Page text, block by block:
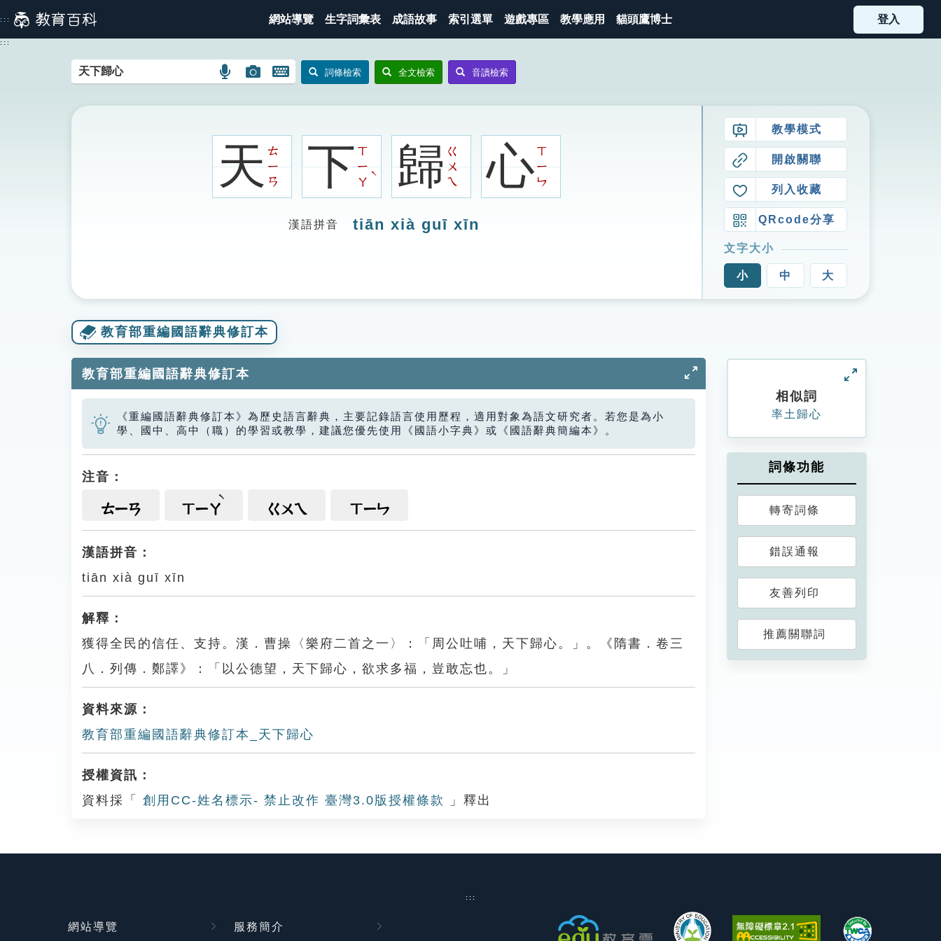
到
主
::: 網站導覽 生字詞彙表 成語故事 索引選單 遊戲專區 教學應用 貓頭鷹博士 登入
:::
語
搜
圖
圖
搜
圖
開
鍵
圖
詞條檢索 全文檢索 音讀檢索
天ㄊ
ㄧ
ㄢ
下ㄒ
ㄧ
ㄚ
ˋ 歸ㄍ
ㄨ
ㄟ
心ㄒ
ㄧ
ㄣ
漢語拼音 tiān xià guī xīn
教學模式
開啟關聯
列入收藏
QRcode分享
文字大小
小 中 大
教育部重編國語辭典修訂本
教育部重編國語辭典修訂本
《重編國語辭典修訂本》為歷史語言辭典，主要記錄語言使用歷程，適用對象為語文研究者。若您是為小
學、國中、高中（職）的學習或教學，建議您優先使用《國語小字典》或《國語辭典簡編本》。
注音：
ㄊㄧㄢ ㄒㄧㄚ ㄍㄨㄟ ㄒㄧㄣ
漢語拼音：
tiān xià guī xīn
解釋：
獲得全民的信任、支持。漢．曹操〈樂府二首之一〉：「周公吐哺，天下歸心。」。《隋書．卷三
八．列傳．鄭譯》：「以公德望，天下歸心，欲求多福，豈敢忘也。」
資料來源：
教育部重編國語辭典修訂本_天下歸心
授權資訊：
資料採「
創用CC-姓名標示- 禁止改作 臺灣3.0版授權條款 」釋出
相似詞
率土歸心
詞條功能
轉寄詞條
錯誤通報
友善列印
推薦關聯詞
:::
網站導覽 服務簡介